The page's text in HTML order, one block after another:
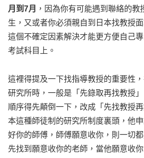
月到7月 ，因為你有可能遇到聯絡的
生，又或者你必須親自到日本找教授
這個不確定因素解決才能更方便自己
考試科目上。
這裡得提及一下找指導教授的重要性
研究所時，一般是「先錄取再找教授
順序得先顛倒一下，改成「先找教授
本這種師徒制的研究所制度裏頭，他
好你的師傅，師傅願意收你，則一切
先找到願意收你的老師，當他願意收